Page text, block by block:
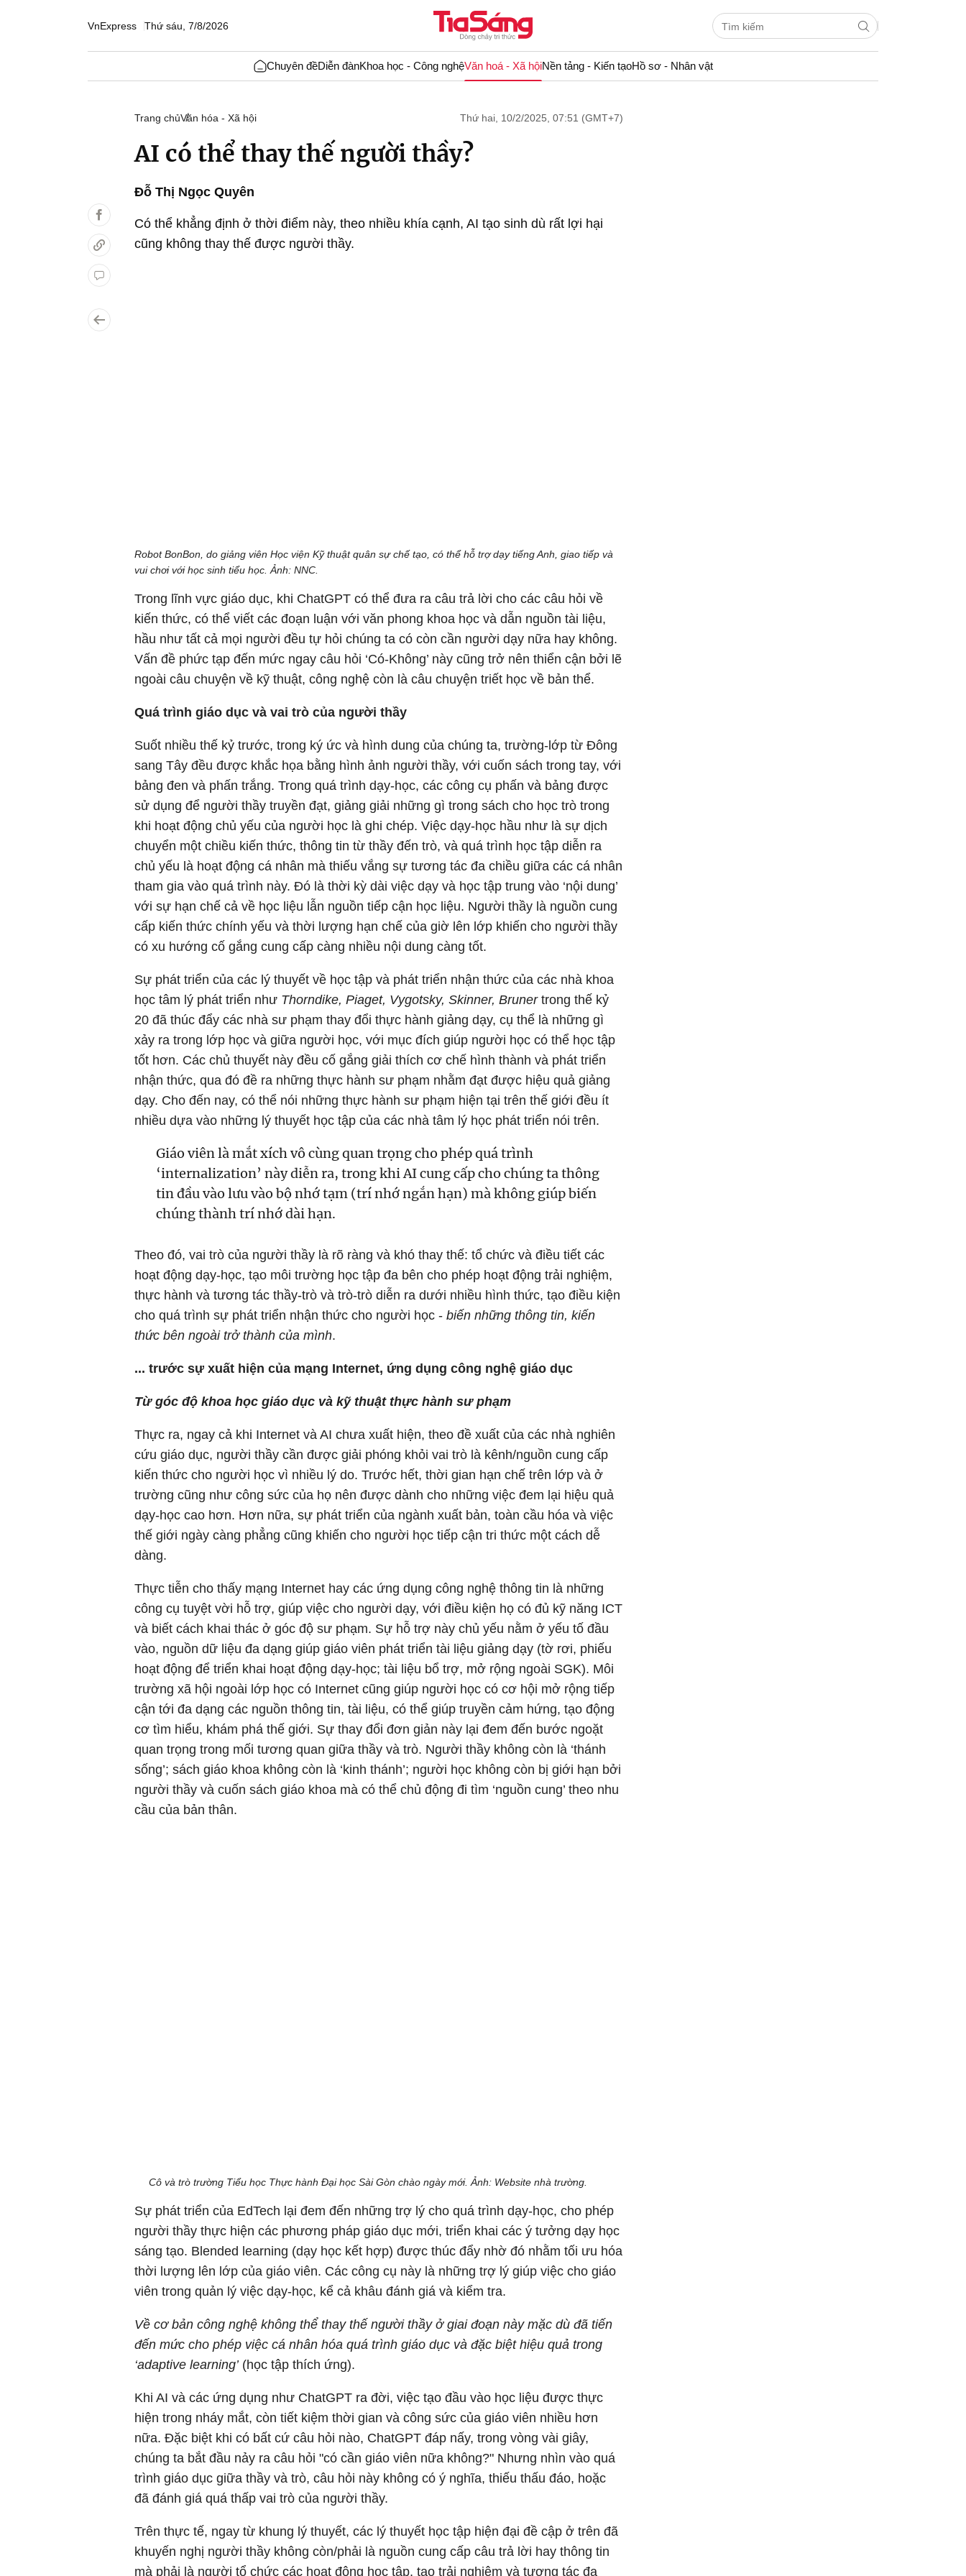
VnExpress Thứ sáu, 7/8/2026
Chuyên đềDiễn đànKhoa học - Công nghệVăn hoá - Xã hộiNền tảng - Kiến tạoHồ sơ - Nhân vật
Trang chủVăn hóa - Xã hội Thứ hai, 10/2/2025, 07:51 (GMT+7)
AI có thể thay thế người thầy?
Đỗ Thị Ngọc Quyên
Có thể khẳng định ở thời điểm này, theo nhiều khía cạnh, AI tạo sinh dù rất lợi hại
cũng không thay thế được người thầy.
Robot BonBon, do giảng viên Học viện Kỹ thuật quân sự chế tạo, có thể hỗ trợ dạy tiếng Anh, giao tiếp và
vui chơi với học sinh tiểu học. Ảnh: NNC.
Trong lĩnh vực giáo dục, khi ChatGPT có thể đưa ra câu trả lời cho các câu hỏi về
kiến thức, có thể viết các đoạn luận với văn phong khoa học và dẫn nguồn tài liệu,
hầu như tất cả mọi người đều tự hỏi chúng ta có còn cần người dạy nữa hay không.
Vấn đề phức tạp đến mức ngay câu hỏi ‘Có-Không’ này cũng trở nên thiển cận bởi lẽ
ngoài câu chuyện về kỹ thuật, công nghệ còn là câu chuyện triết học về bản thể.
Quá trình giáo dục và vai trò của người thầy
Suốt nhiều thế kỷ trước, trong ký ức và hình dung của chúng ta, trường-lớp từ Đông
sang Tây đều được khắc họa bằng hình ảnh người thầy, với cuốn sách trong tay, với
bảng đen và phấn trắng. Trong quá trình dạy-học, các công cụ phấn và bảng được
sử dụng để người thầy truyền đạt, giảng giải những gì trong sách cho học trò trong
khi hoạt động chủ yếu của người học là ghi chép. Việc dạy-học hầu như là sự dịch
chuyển một chiều kiến thức, thông tin từ thầy đến trò, và quá trình học tập diễn ra
chủ yếu là hoạt động cá nhân mà thiếu vắng sự tương tác đa chiều giữa các cá nhân
tham gia vào quá trình này. Đó là thời kỳ dài việc dạy và học tập trung vào ‘nội dung’
với sự hạn chế cả về học liệu lẫn nguồn tiếp cận học liệu. Người thầy là nguồn cung
cấp kiến thức chính yếu và thời lượng hạn chế của giờ lên lớp khiến cho người thầy
có xu hướng cố gắng cung cấp càng nhiều nội dung càng tốt.
Sự phát triển của các lý thuyết về học tập và phát triển nhận thức của các nhà khoa
học tâm lý phát triển như Thorndike, Piaget, Vygotsky, Skinner, Brunertrong thế kỷ
20 đã thúc đẩy các nhà sư phạm thay đổi thực hành giảng dạy, cụ thể là những gì
xảy ra trong lớp học và giữa người học, với mục đích giúp người học có thể học tập
tốt hơn. Các chủ thuyết này đều cố gắng giải thích cơ chế hình thành và phát triển
nhận thức, qua đó đề ra những thực hành sư phạm nhằm đạt được hiệu quả giảng
dạy. Cho đến nay, có thể nói những thực hành sư phạm hiện tại trên thế giới đều ít
nhiều dựa vào những lý thuyết học tập của các nhà tâm lý học phát triển nói trên.
Giáo viên là mắt xích vô cùng quan trọng cho phép quá trình
‘internalization’ này diễn ra, trong khi AI cung cấp cho chúng ta thông
tin đầu vào lưu vào bộ nhớ tạm (trí nhớ ngắn hạn) mà không giúp biến
chúng thành trí nhớ dài hạn.
Theo đó, vai trò của người thầy là rõ ràng và khó thay thế: tổ chức và điều tiết các
hoạt động dạy-học, tạo môi trường học tập đa bên cho phép hoạt động trải nghiệm,
thực hành và tương tác thầy-trò và trò-trò diễn ra dưới nhiều hình thức, tạo điều kiện
cho quá trình sự phát triển nhận thức cho người học - biến những thông tin, kiến
thức bên ngoài trở thành của mình.
... trước sự xuất hiện của mạng Internet, ứng dụng công nghệ giáo dục
Từ góc độ khoa học giáo dục và kỹ thuật thực hành sư phạm
Thực ra, ngay cả khi Internet và AI chưa xuất hiện, theo đề xuất của các nhà nghiên
cứu giáo dục, người thầy cần được giải phóng khỏi vai trò là kênh/nguồn cung cấp
kiến thức cho người học vì nhiều lý do. Trước hết, thời gian hạn chế trên lớp và ở
trường cũng như công sức của họ nên được dành cho những việc đem lại hiệu quả
dạy-học cao hơn. Hơn nữa, sự phát triển của ngành xuất bản, toàn cầu hóa và việc
thế giới ngày càng phẳng cũng khiến cho người học tiếp cận tri thức một cách dễ
dàng.
Thực tiễn cho thấy mạng Internet hay các ứng dụng công nghệ thông tin là những
công cụ tuyệt vời hỗ trợ, giúp việc cho người dạy, với điều kiện họ có đủ kỹ năng ICT
và biết cách khai thác ở góc độ sư phạm. Sự hỗ trợ này chủ yếu nằm ở yếu tố đầu
vào, nguồn dữ liệu đa dạng giúp giáo viên phát triển tài liệu giảng dạy (tờ rơi, phiếu
hoạt động để triển khai hoạt động dạy-học; tài liệu bổ trợ, mở rộng ngoài SGK). Môi
trường xã hội ngoài lớp học có Internet cũng giúp người học có cơ hội mở rộng tiếp
cận tới đa dạng các nguồn thông tin, tài liệu, có thể giúp truyền cảm hứng, tạo động
cơ tìm hiểu, khám phá thế giới. Sự thay đổi đơn giản này lại đem đến bước ngoặt
quan trọng trong mối tương quan giữa thầy và trò. Người thầy không còn là ‘thánh
sống’; sách giáo khoa không còn là ‘kinh thánh’; người học không còn bị giới hạn bởi
người thầy và cuốn sách giáo khoa mà có thể chủ động đi tìm ‘nguồn cung’ theo nhu
cầu của bản thân.
Cô và trò trường Tiểu học Thực hành Đại học Sài Gòn chào ngày mới. Ảnh: Website nhà trường.
Sự phát triển của EdTech lại đem đến những trợ lý cho quá trình dạy-học, cho phép
người thầy thực hiện các phương pháp giáo dục mới, triển khai các ý tưởng dạy học
sáng tạo. Blended learning (dạy học kết hợp) được thúc đẩy nhờ đó nhằm tối ưu hóa
thời lượng lên lớp của giáo viên. Các công cụ này là những trợ lý giúp việc cho giáo
viên trong quản lý việc dạy-học, kể cả khâu đánh giá và kiểm tra.
Về cơ bản công nghệ không thể thay thế người thầy ở giai đoạn này mặc dù đã tiến
đến mức cho phép việc cá nhân hóa quá trình giáo dục và đặc biệt hiệu quả trong
‘adaptive learning’(học tập thích ứng).
Khi AI và các ứng dụng như ChatGPT ra đời, việc tạo đầu vào học liệu được thực
hiện trong nháy mắt, còn tiết kiệm thời gian và công sức của giáo viên nhiều hơn
nữa. Đặc biệt khi có bất cứ câu hỏi nào, ChatGPT đáp nấy, trong vòng vài giây,
chúng ta bắt đầu nảy ra câu hỏi "có cần giáo viên nữa không?" Nhưng nhìn vào quá
trình giáo dục giữa thầy và trò, câu hỏi này không có ý nghĩa, thiếu thấu đáo, hoặc
đã đánh giá quá thấp vai trò của người thầy.
Trên thực tế, ngay từ khung lý thuyết, các lý thuyết học tập hiện đại đề cập ở trên đã
khuyến nghị người thầy không còn/phải là nguồn cung cấp câu trả lời hay thông tin
mà phải là người tổ chức các hoạt động học tập, tạo trải nghiệm và tương tác đa